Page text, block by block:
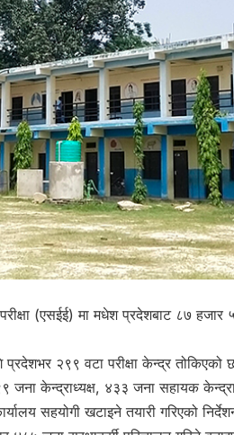
(एसईई) मा मधेश प्रदेशबाट ८७ हजार
प्रदेशभर २९९ वटा परीक्षा केन्द्र
जना केन्द्राध्यक्ष, ४३३ जना सहायक
सहयोगी खटाइने तयारी गरिएको